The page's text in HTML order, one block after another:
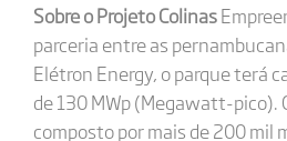
Sobre o Projeto Colinas
parceria entre as
Elétron Energy, o parque terá
de 130 MWp (Megawatt-pico).
composto por mais de 200 mil